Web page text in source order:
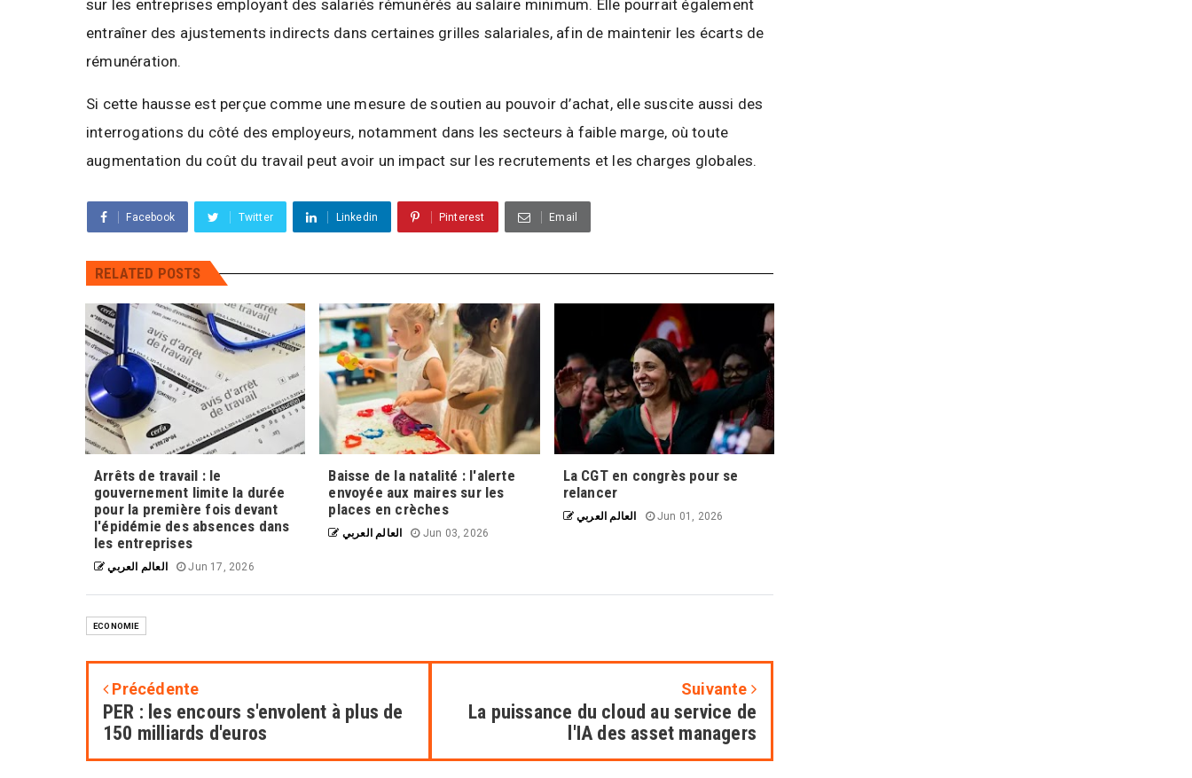
sur les entreprises employant des salariés rémunérés au salaire minimum. Elle pourrait également
entraîner des ajustements indirects dans certaines grilles salariales, afin de maintenir les écarts de
rémunération.
Si cette hausse est perçue comme une mesure de soutien au pouvoir d’achat, elle suscite aussi des
interrogations du côté des employeurs, notamment dans les secteurs à faible marge, où toute
augmentation du coût du travail peut avoir un impact sur les recrutements et les charges globales.
Facebook Twitter Linkedin Pinterest Email
RELATED POSTS
Arrêts de travail : le
gouvernement limite la durée
pour la première fois devant
l'épidémie des absences dans
les entreprises
العالم العربي Jun 17, 2026
Baisse de la natalité : l'alerte
envoyée aux maires sur les
places en crèches
العالم العربي Jun 03, 2026
La CGT en congrès pour se
relancer
العالم العربي Jun 01, 2026
ECONOMIE
Précédente
PER : les encours s'envolent à plus de
150 milliards d'euros
Suivante
La puissance du cloud au service de
l'IA des asset managers